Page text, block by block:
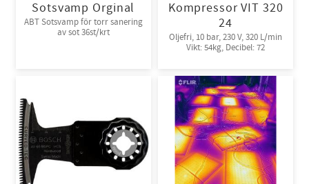
Sotsvamp Orginal
ABT Sotsvamp för torr sanering
av sot 36st/krt
Kompressor VIT 320
24
Oljefri, 10 bar, 230 V, 320 L/min
Vikt: 54kg, Decibel: 72